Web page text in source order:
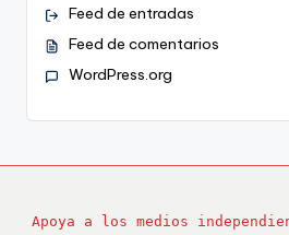
Feed de entradas
Feed de comentarios
WordPress.org
Apoya a los medios